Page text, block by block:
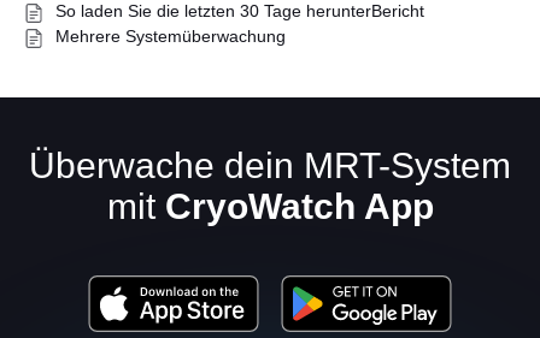
Deutsch
So laden Sie die letzten 30 Tage herunterBericht
Mehrere Systemüberwachung
Überwache dein MRT-System
mit CryoWatch App